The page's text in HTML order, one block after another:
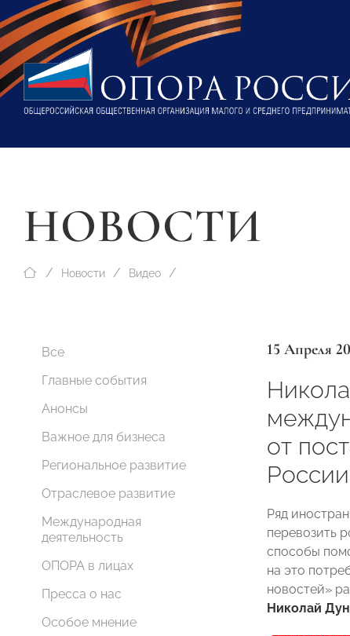
НОВОСТИ
Новости Видео
Все
Главные события
Анонсы
Важное для бизнеса
Региональное развитие
Отраслевое развитие
Международная
деятельность
ОПОРА в лицах
Пресса о нас
Особое мнение
15 Апреля
от
России
Ряд
перевозить
способы
на это
новостей»
Николай